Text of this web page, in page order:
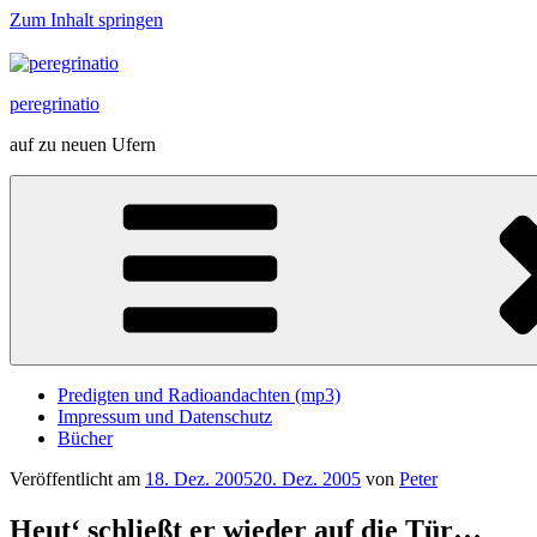
Zum Inhalt springen
peregrinatio
auf zu neuen Ufern
Predigten und Radioandachten (mp3)
Impressum und Datenschutz
Bücher
Veröffentlicht am 18. Dez. 200520. Dez. 2005 von Peter
Heut‘ schließt er wieder auf die Tür…